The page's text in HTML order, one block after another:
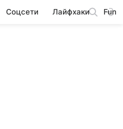
Соцсети Лайфхаки Fun